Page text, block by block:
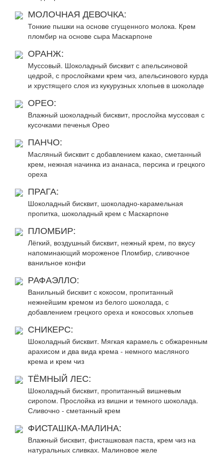
МОЛОЧНАЯ ДЕВОЧКА:
Тонкие пышки на основе сгущенного молока. Крем
пломбир на основе сыра Маскарпоне
ОРАНЖ:
Муссовый. Шоколадный бисквит с апельсиновой
цедрой, с прослойками крем чиз, апельсинового курда
и хрустящего слоя из кукурузных хлопьев в шоколаде
ОРЕО:
Влажный шоколадный бисквит, прослойка муссовая с
кусочками печенья Орео
ПАНЧО:
Масляный бисквит с добавлением какао, сметанный
крем, нежная начинка из ананаса, персика и грецкого
ореха
ПРАГА:
Шоколадный бисквит, шоколадно-карамельная
пропитка, шоколадный крем с Маскарпоне
ПЛОМБИР:
Лёгкий, воздушный бисквит, нежный крем, по вкусу
напоминающий мороженое Пломбир, сливочное
ванильное конфи
РАФАЭЛЛО:
Ванильный бисквит с кокосом, пропитанный
нежнейшим кремом из белого шоколада, с
добавлением грецкого ореха и кокосовых хлопьев
СНИКЕРС:
Шоколадный бисквит. Мягкая карамель с обжаренным
арахисом и два вида крема - немного масляного
крема и крем чиз
ТЁМНЫЙ ЛЕС:
Шоколадный бисквит, пропитанный вишневым
сиропом. Прослойка из вишни и темного шоколада.
Сливочно - сметанный крем
ФИСТАШКА-МАЛИНА:
Влажный бисквит, фисташковая паста, крем чиз на
натуральных сливках. Малиновое желе